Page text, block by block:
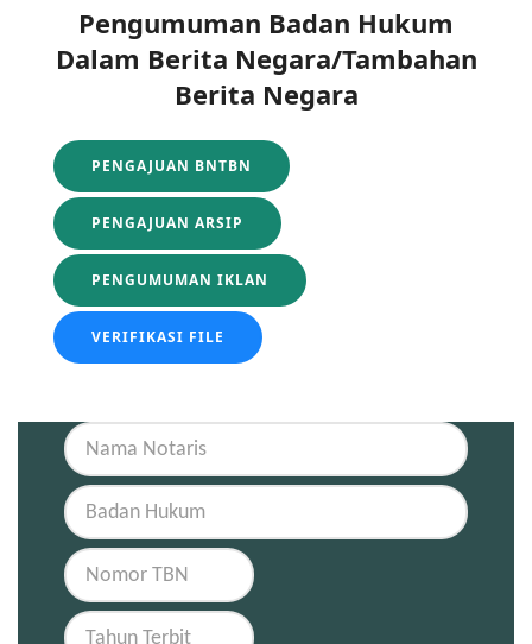
Pengumuman Badan Hukum
Dalam Berita Negara/Tambahan
Berita Negara
PENGAJUAN BNTBN
PENGAJUAN ARSIP
PENGUMUMAN IKLAN
VERIFIKASI FILE